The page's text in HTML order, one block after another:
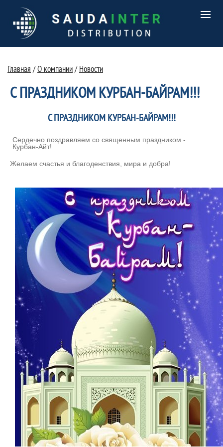
Главная /О компании / Новости
С ПРАЗДНИКОМ КУРБАН-БАЙРАМ!!!
С ПРАЗДНИКОМ КУРБАН-БАЙРАМ!!!
Сердечно поздравляем со священным праздником -
Курбан-Айт!
Желаем счастья и благоденствия, мира и добра!